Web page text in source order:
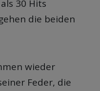
30 Hits
die beiden
wieder
Feder, die